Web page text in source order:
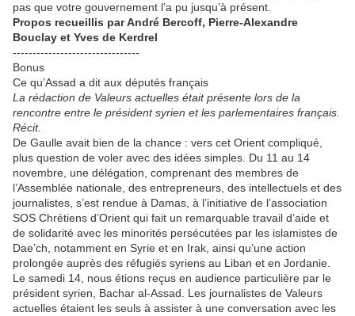
pas que votre gouvernement l’a pu jusqu’à présent.
Propos recueillis par André Bercoff, Pierre-Alexandre
Bouclay et Yves de Kerdrel
--------------------------------
Bonus
Ce qu’Assad a dit aux députés français
La rédaction de Valeurs actuelles était présente lors de la
rencontre entre le président syrien et les parlementaires français.
Récit.
De Gaulle avait bien de la chance : vers cet Orient compliqué,
plus question de voler avec des idées simples. Du 11 au 14
novembre, une délégation, comprenant des membres de
l’Assemblée nationale, des entrepreneurs, des intellectuels et des
journalistes, s’est rendue à Damas, à l’initiative de l’association
SOS Chrétiens d’Orient qui fait un remarquable travail d’aide et
de solidarité avec les minorités persécutées par les islamistes de
Dae’ch, notamment en Syrie et en Irak, ainsi qu’une action
prolongée auprès des réfugiés syriens au Liban et en Jordanie.
Le samedi 14, nous étions reçus en audience particulière par le
président syrien, Bachar al-Assad. Les journalistes de Valeurs
actuelles étaient les seuls à assister à une conversation avec les